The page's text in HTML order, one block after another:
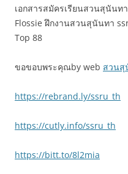
เอกสารสมัครเรียนสวนสุนันท
Flossie ฝึกงานสวนสุนันทา
Top 88
ขอขอบพระคุณby web สวนสุ
https://rebrand.ly/ssru_th
https://cutly.info/ssru_th
https://bitt.to/8l2mia